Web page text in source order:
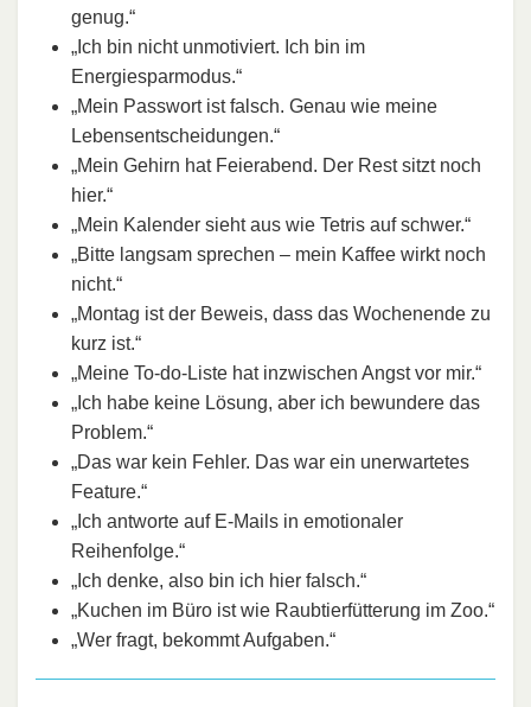
genug.“
„Ich bin nicht unmotiviert. Ich bin im
Energiesparmodus.“
„Mein Passwort ist falsch. Genau wie meine
Lebensentscheidungen.“
„Mein Gehirn hat Feierabend. Der Rest sitzt noch
hier.“
„Mein Kalender sieht aus wie Tetris auf schwer.“
„Bitte langsam sprechen – mein Kaffee wirkt noch
nicht.“
„Montag ist der Beweis, dass das Wochenende zu
kurz ist.“
„Meine To-do-Liste hat inzwischen Angst vor mir.“
„Ich habe keine Lösung, aber ich bewundere das
Problem.“
„Das war kein Fehler. Das war ein unerwartetes
Feature.“
„Ich antworte auf E-Mails in emotionaler
Reihenfolge.“
„Ich denke, also bin ich hier falsch.“
„Kuchen im Büro ist wie Raubtierfütterung im Zoo.“
„Wer fragt, bekommt Aufgaben.“